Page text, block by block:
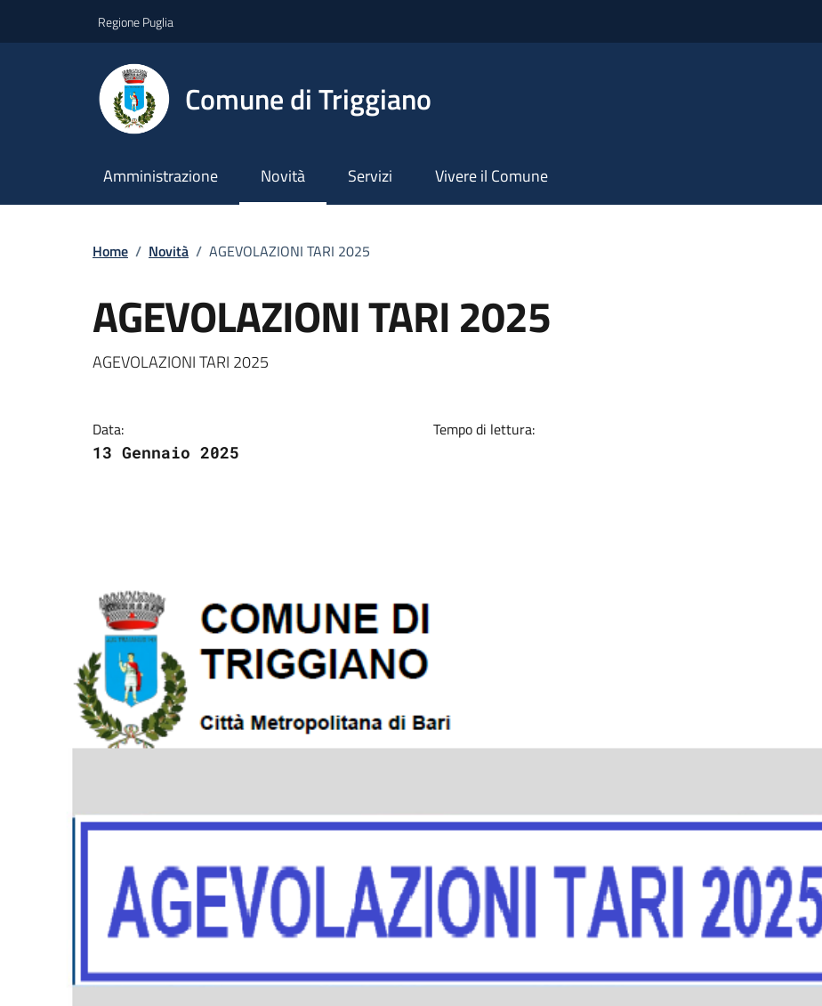
Regione Puglia
Comune di Triggiano
Amministrazione Novità Servizi Vivere il Comune
Home / Novità / AGEVOLAZIONI TARI 2025
AGEVOLAZIONI TARI 2025
Dettagli della notizia
AGEVOLAZIONI TARI 2025
Data:
13 Gennaio 2025
Tempo di lettura: